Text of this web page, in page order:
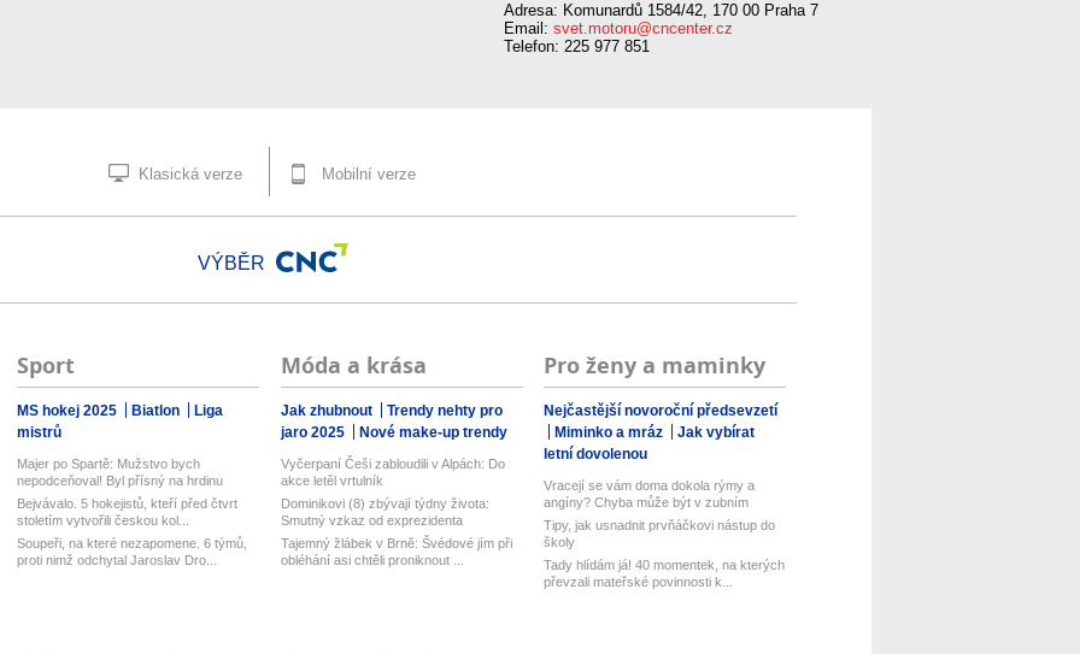
Adresa: Komunardů 1584/42, 170 00 Praha 7
Email: svet.motoru@cncenter.cz
Telefon: 225 977 851
Klasická verze Mobilní verze
VÝBĚR
Sport
MS hokej 2025 Biatlon
Liga
mistrů
Majer po Spartě: Mužstvo bych
nepodceňoval! Byl přísný na hrdinu
zápas...
Bejvávalo. 5 hokejistů, kteří před čtvrt
stoletím vytvořili českou kol...
Soupeři, na které nezapomene. 6 týmů,
proti nimž odchytal Jaroslav Dro...
Móda a krása
Jak zhubnout
Trendy nehty pro
jaro 2025
Nové make-up trendy
Vyčerpaní Češi zabloudili v Alpách: Do
akce letěl vrtulník
Dominikovi (8) zbývají týdny života:
Smutný vzkaz od exprezidenta
Tajemný žlábek v Brně: Švédové jím při
obléhání asi chtěli proniknout ...
Pro ženy a maminky
Nejčastější novoroční předsevzetí
Miminko a mráz
Jak vybírat
letní dovolenou
Vracejí se vám doma dokola rýmy a
angíny? Chyba může být v zubním
kart...
Tipy, jak usnadnit prvňáčkovi nástup do
školy
Tady hlídám já! 40 momentek, na kterých
převzali mateřské povinnosti k...